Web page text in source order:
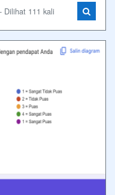
Dilihat 111 kali